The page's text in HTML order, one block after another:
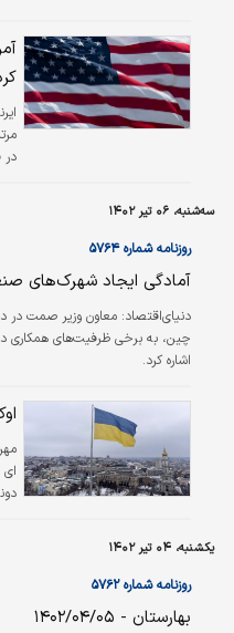
در
سه‌شنبه، ۰۶ تیر ۱۴۰۲
روزنامه شماره ۵۷۶۴
آمادگی ایجاد شهرک‌‌‌های
دنیای‌اقتصاد: معاون وزیر صمت در
چین، به برخی ظرفیت‌‌‌های همکاری
اشاره کرد.
ای
یکشنبه، ۰۴ تیر ۱۴۰۲
روزنامه شماره ۵۷۶۲
بهارستان - ۱۴۰۲/۰۴/۰۵